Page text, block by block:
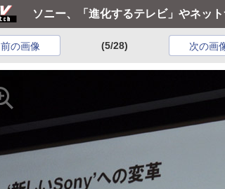
ソニー、「進化するテレビ」やネッ
前の画像 (5/28) 次の画